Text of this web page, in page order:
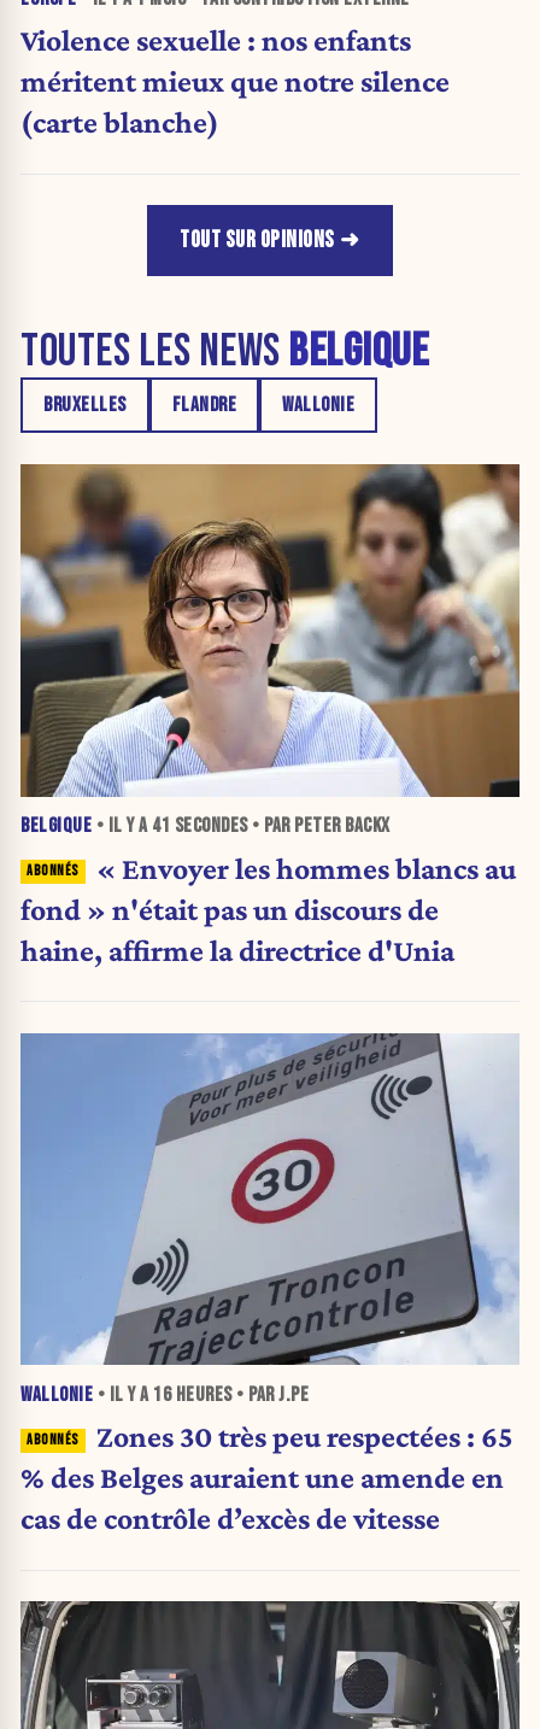
Violence sexuelle : nos enfants
méritent mieux que notre silence
(carte blanche)
TOUT SUR OPINIONS
TOUTES LES NEWS BELGIQUE
BRUXELLES FLANDRE WALLONIE
BELGIQUE • IL Y A 41 SECONDES• PAR PETER BACKX
« Envoyer les hommes blancs au
fond » n'était pas un discours de
haine, affirme la directrice d'Unia
WALLONIE • IL Y A 16 HEURES• PAR J.PE
Zones 30 très peu respectées : 65
% des Belges auraient une amende en
cas de contrôle d’excès de vitesse